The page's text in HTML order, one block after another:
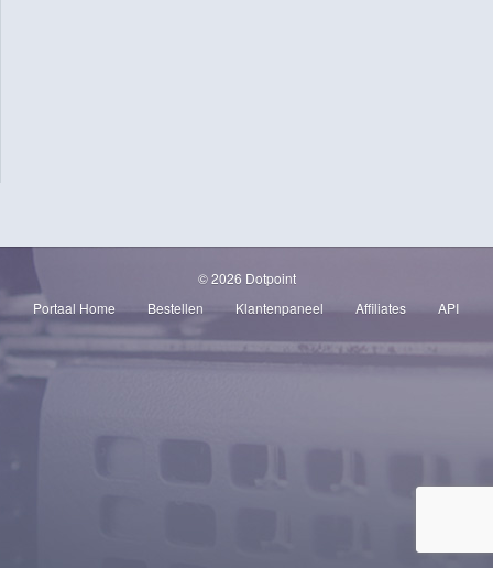
© 2026 Dotpoint
Portaal Home
Bestellen Klantenpaneel Affiliates API